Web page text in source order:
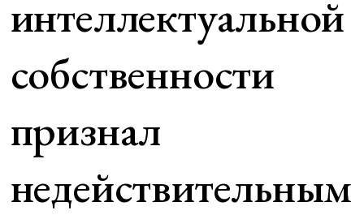
интеллектуальной
собственности
признал
недействительным